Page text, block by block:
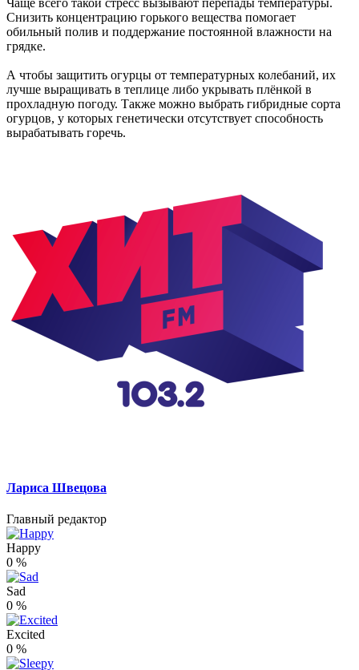
Снизить концентрацию горького вещества помогает
обильный полив и поддержание постоянной влажности на
грядке.
А чтобы защитить огурцы от температурных колебаний, их
лучше выращивать в теплице либо укрывать плёнкой в
прохладную погоду. Также можно выбрать гибридные сорта
огурцов, у которых генетически отсутствует способность
вырабатывать горечь.
Лариса Швецова
Главный редактор
Happy
0 %
Sad
0 %
Excited
0 %